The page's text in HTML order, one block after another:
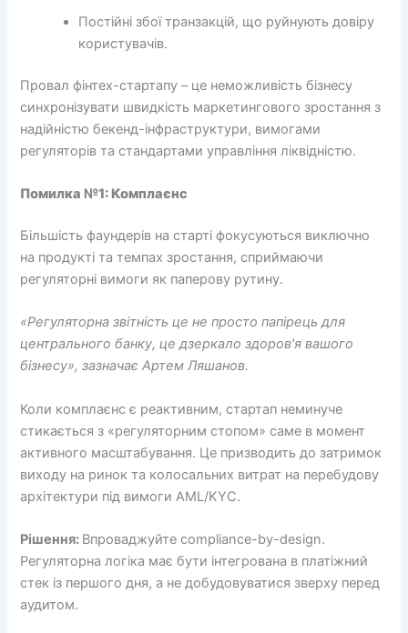
Постійні збої транзакцій, що руйнують довіру
користувачів.
Провал фінтех-стартапу – це неможливість бізнесу
синхронізувати швидкість маркетингового зростання з
надійністю бекенд-інфраструктури, вимогами
регуляторів та стандартами управління ліквідністю.
Помилка №1: Комплаєнс
Більшість фаундерів на старті фокусуються виключно
на продукті та темпах зростання, сприймаючи
регуляторні вимоги як паперову рутину.
«Регуляторна звітність це не просто папірець для
центрального банку, це дзеркало здоров'я вашого
бізнесу», зазначає Артем Ляшанов.
Коли комплаєнс є реактивним, стартап неминуче
стикається з «регуляторним стопом» саме в момент
активного масштабування. Це призводить до затримок
виходу на ринок та колосальних витрат на перебудову
архітектури під вимоги AML/KYC.
Рішення: Впроваджуйте compliance-by-design.
Регуляторна логіка має бути інтегрована в платіжний
стек із першого дня, а не добудовуватися зверху перед
аудитом.